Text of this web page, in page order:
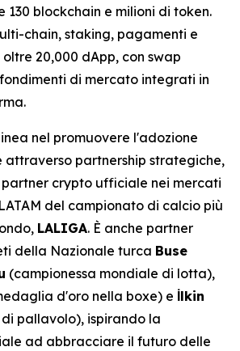
130 blockchain e milioni di token.
chain, staking, pagamenti e
20,000 dApp, con swap
di mercato integrati in
nel promuovere l'adozione
partnership strategiche,
crypto ufficiale nei mercati
LATAM del campionato di calcio più
LALIGA. È anche partner
della Nazionale turca Buse
(campionessa mondiale di lotta),
d'oro nella boxe) e İlkin
pallavolo), ispirando la
ad abbracciare il futuro delle